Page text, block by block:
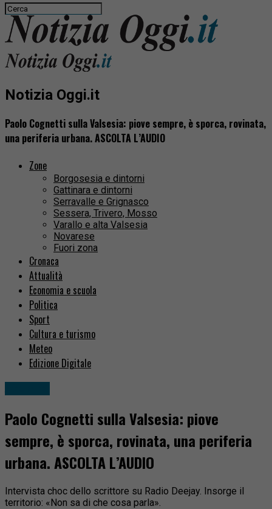
Notizia Oggi.it
Paolo Cognetti sulla Valsesia: piove sempre, è sporca, rovinata,
una periferia urbana. ASCOLTA L’AUDIO
Zone
Borgosesia e dintorni
Gattinara e dintorni
Serravalle e Grignasco
Sessera, Trivero, Mosso
Varallo e alta Valsesia
Novarese
Fuori zona
Cronaca
Attualità
Economia e scuola
Politica
Sport
Cultura e turismo
Meteo
Edizione Digitale
Paolo Cognetti sulla Valsesia: piove
sempre, è sporca, rovinata, una periferia
urbana. ASCOLTA L’AUDIO
Intervista choc dello scrittore su Radio Deejay. Insorge il
territorio: «Non sa di che cosa parla».